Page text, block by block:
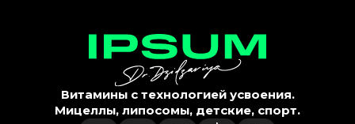
Витамины с технологией усвоения.
Мицеллы, липосомы, детские, спорт.